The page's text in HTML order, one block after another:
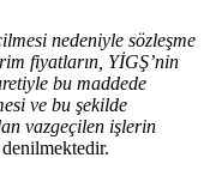
nedeniyle sözleşme
fiyatların, YİGŞ’nin
bu maddede
ve bu şekilde
vazgeçilen işlerin
denilmektedir.